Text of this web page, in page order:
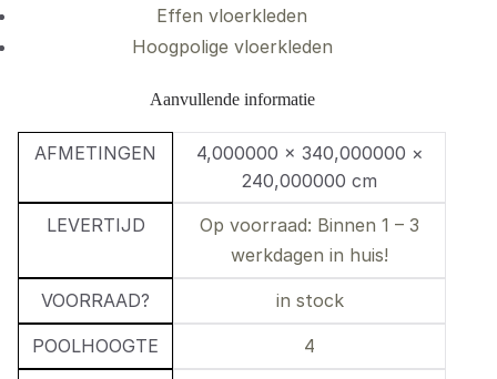
Effen vloerkleden
Hoogpolige vloerkleden
Aanvullende informatie
AFMETINGEN
4,000000 × 340,000000 ×
240,000000 cm
LEVERTIJD
Op voorraad: Binnen 1 – 3
werkdagen in huis!
VOORRAAD? in stock
POOLHOOGTE 4